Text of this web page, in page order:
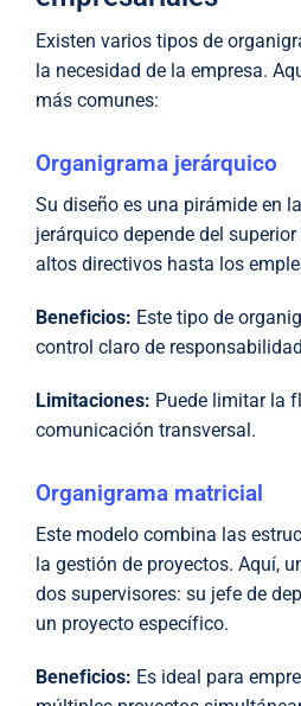
Existen varios tipos de
la necesidad de la empresa.
más comunes:
Organigrama jerárquico
Su diseño es una pirámide en
jerárquico depende del
altos directivos hasta los
Beneficios: Este tipo de
control claro de
Limitaciones: Puede limitar la
comunicación transversal.
Organigrama matricial
Este modelo combina las
la gestión de proyectos. Aquí,
dos supervisores: su jefe de
un proyecto específico.
Beneficios: Es ideal para